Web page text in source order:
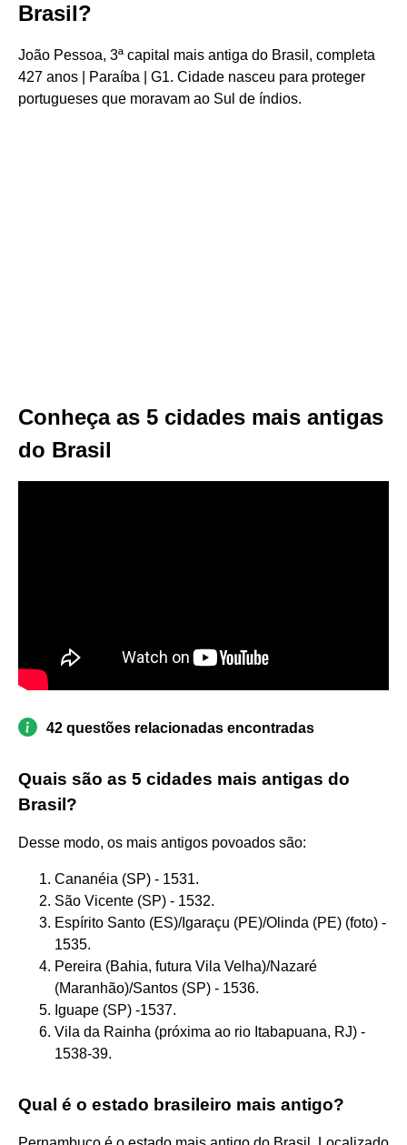
Brasil?
João Pessoa, 3ª capital mais antiga do Brasil, completa
427 anos | Paraíba | G1. Cidade nasceu para proteger
portugueses que moravam ao Sul de índios.
Conheça as 5 cidades mais antigas
do Brasil
42 questões relacionadas encontradas
Quais são as 5 cidades mais antigas do
Brasil?
Desse modo, os mais antigos povoados são:
Cananéia (SP) - 1531.
São Vicente (SP) - 1532.
Espírito Santo (ES)/Igaraçu (PE)/Olinda (PE) (foto) -
1535.
Pereira (Bahia, futura Vila Velha)/Nazaré
(Maranhão)/Santos (SP) - 1536.
Iguape (SP) -1537.
Vila da Rainha (próxima ao rio Itabapuana, RJ) -
1538-39.
Qual é o estado brasileiro mais antigo?